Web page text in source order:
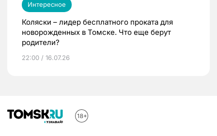
Интересное
Коляски – лидер бесплатного проката для
новорожденных в Томске. Что еще берут
родители?
22:00 / 16.07.26